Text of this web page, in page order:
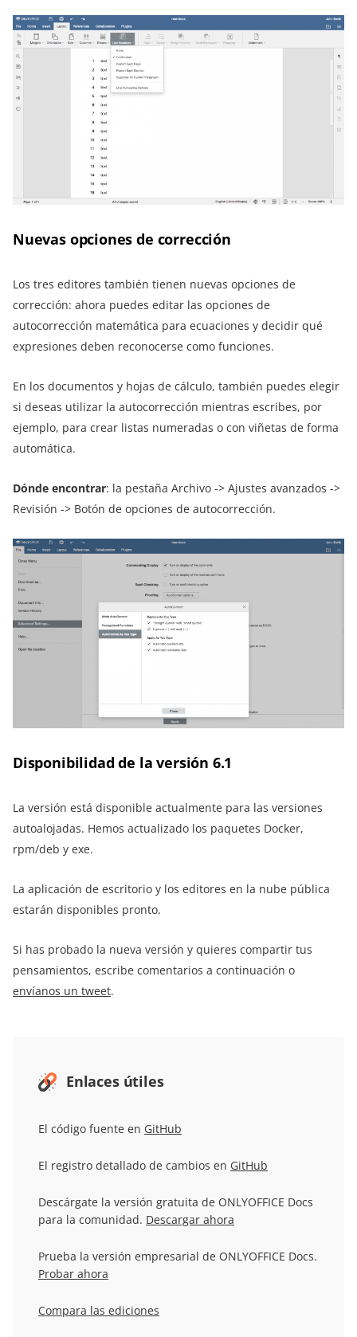
Nuevas opciones de corrección
Los tres editores también tienen nuevas opciones de
corrección: ahora puedes editar las opciones de
autocorrección matemática para ecuaciones y decidir qué
expresiones deben reconocerse como funciones.
En los documentos y hojas de cálculo, también puedes elegir
si deseas utilizar la autocorrección mientras escribes, por
ejemplo, para crear listas numeradas o con viñetas de forma
automática.
Dónde encontrar: la pestaña Archivo -> Ajustes avanzados ->
Revisión -> Botón de opciones de autocorrección.
Disponibilidad de la versión 6.1
La versión está disponible actualmente para las versiones
autoalojadas. Hemos actualizado los paquetes Docker,
rpm/deb y exe.
La aplicación de escritorio y los editores en la nube pública
estarán disponibles pronto.
Si has probado la nueva versión y quieres compartir tus
pensamientos, escribe comentarios a continuación o
envíanos un tweet.
Enlaces útiles
El código fuente en GitHub
El registro detallado de cambios en GitHub
Descárgate la versión gratuita de ONLYOFFICE Docs
para la comunidad. Descargar ahora
Prueba la versión empresarial de ONLYOFFICE Docs.
Probar ahora
Compara las ediciones